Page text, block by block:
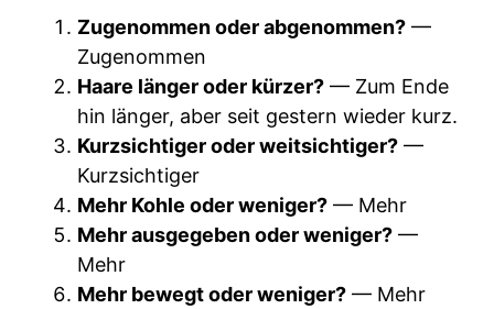
Zugenommen oder abgenommen? —
Zugenommen
Haare länger oder kürzer? — Zum Ende
hin länger, aber seit gestern wieder kurz.
Kurzsichtiger oder weitsichtiger? —
Kurzsichtiger
Mehr Kohle oder weniger? — Mehr
Mehr ausgegeben oder weniger? —
Mehr
Mehr bewegt oder weniger? — Mehr